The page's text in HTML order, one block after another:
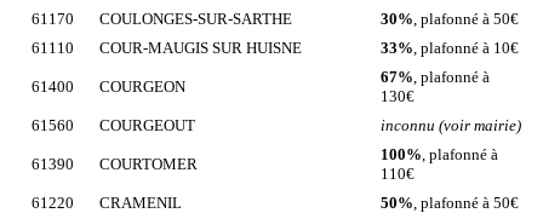
61170
COULONGES-SUR-SARTHE 30% , plafonné à 50€
61110
COUR-MAUGIS SUR HUISNE 33% , plafonné à 10€
61400 COURGEON
67% , plafonné à
130€
61560
COURGEOUT inconnu (voir mairie)
61390 COURTOMER
100% , plafonné à
110€
61220
CRAMENIL 50% , plafonné à 50€